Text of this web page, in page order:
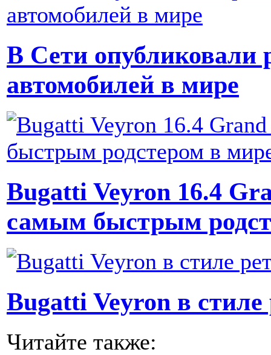
В Сети опубликовали
автомобилей в мире
Bugatti Veyron 16.4
самым быстрым
Bugatti Veyron в
Читайте также: